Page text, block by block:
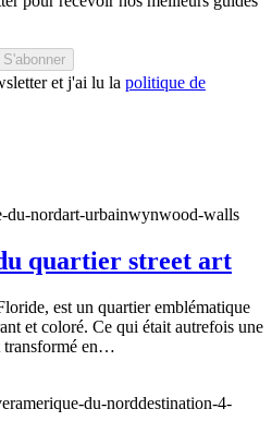
S'abonner
et j'ai lu la politique de
du-nordart-urbainwynwood-walls
quartier street art
est un quartier emblématique
et coloré. Ce qui était autrefois une
transformé en…
amerique-du-norddestination-4-